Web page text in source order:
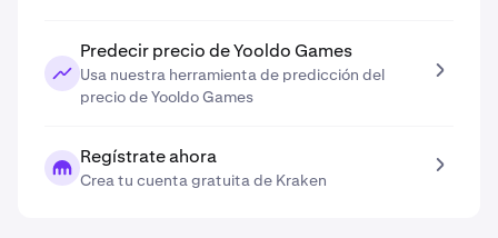
Predecir precio de Yooldo Games
Usa nuestra herramienta de predicción del
precio de Yooldo Games
Regístrate ahora
Crea tu cuenta gratuita de Kraken